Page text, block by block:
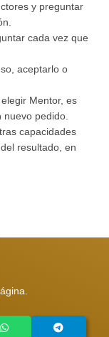
y preguntar
cada vez que
aceptarlo o
Mentor, es
nuevo pedido.
capacidades
resultado, en